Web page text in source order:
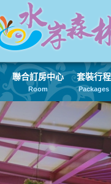
聯合訂房中心
Room
套裝行程
Packages